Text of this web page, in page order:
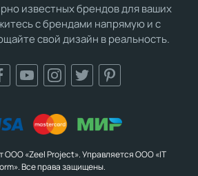
известных брендов для ваших
с брендами напрямую и с
свой дизайн в реальность.
ООО «Zeel Project». Управляется ООО «IT
Все права защищены.